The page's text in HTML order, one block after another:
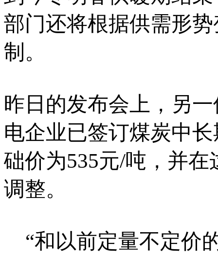
部门还将根据供需形
制。
昨日的发布会上，另
电企业已签订煤炭中
础价为535元/吨，并
调整。
“和以前定量不定价